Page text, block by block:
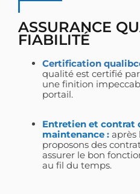
ASSURANCE
FIABILITÉ
Certification
qualité est certifié
une finition
portail.
Entretien et contrat
maintenance : après
proposons des
assurer le bon
au fil du temps.